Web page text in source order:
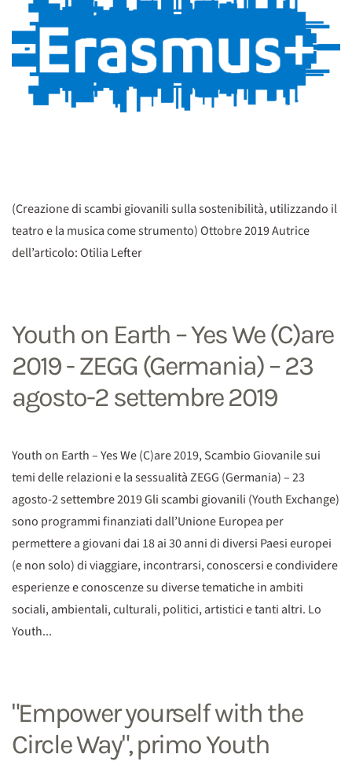
(Creazione di scambi giovanili sulla sostenibilità, utilizzando il
teatro e la musica come strumento) Ottobre 2019 Autrice
dell’articolo: Otilia Lefter
Youth on Earth – Yes We (C)are
2019 - ZEGG (Germania) – 23
agosto-2 settembre 2019
Youth on Earth – Yes We (C)are 2019, Scambio Giovanile sui
temi delle relazioni e la sessualità ZEGG (Germania) – 23
agosto-2 settembre 2019 Gli scambi giovanili (Youth Exchange)
sono programmi finanziati dall’Unione Europea per
permettere a giovani dai 18 ai 30 anni di diversi Paesi europei
(e non solo) di viaggiare, incontrarsi, conoscersi e condividere
esperienze e conoscenze su diverse tematiche in ambiti
sociali, ambientali, culturali, politici, artistici e tanti altri. Lo
Youth...
"Empower yourself with the
Circle Way", primo Youth